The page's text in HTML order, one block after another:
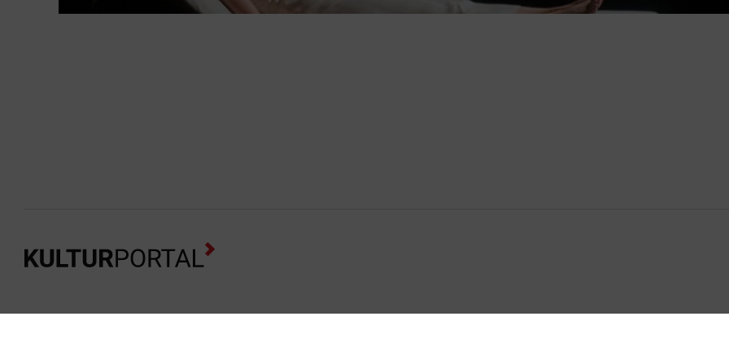
muss sie am Sterbebett erleiden, weil sie